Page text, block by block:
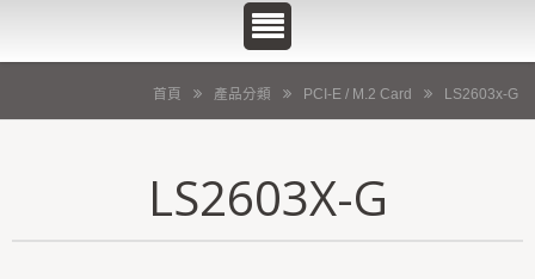
首頁 產品分類 PCI-E / M.2 Card LS2603x-G
LS2603X-G